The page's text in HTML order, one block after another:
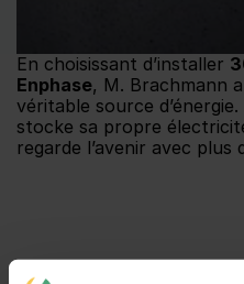
En choisissant d’installer
Enphase, M. Brachmann
véritable source
stocke sa propre
regarde l’avenir avec plus